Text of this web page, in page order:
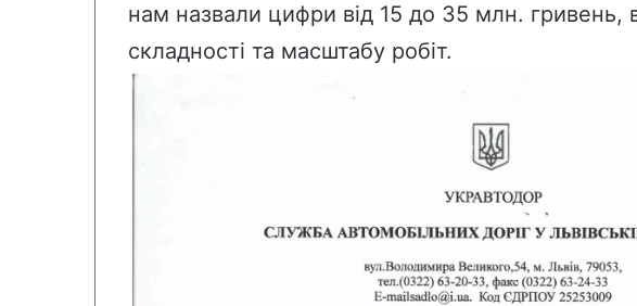
нам назвали цифри від 15 до 35 млн. гривень,
складності та масштабу робіт.